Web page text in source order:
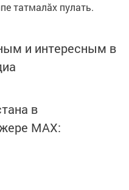
татмалăх пулать.
и интересным в
в
MАХ: